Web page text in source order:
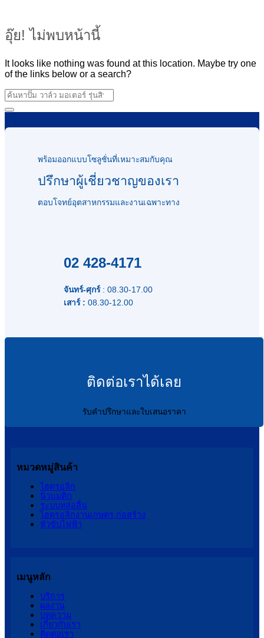
อุ๊ย! ไม่พบหน้านี้
It looks like nothing was found at this location. Maybe try one
of the links below or a search?
พร้อมออกแบบโซลูชั่นที่เหมาะสมกับคุณ
ปรึกษาผู้เชี่ยวชาญของเรา
ตอบโจทย์อุตสาหกรรมและงานเฉพาะทาง
02 428-4171
จันทร์-ศุกร์: 08.30-17.00
เสาร์ : 08.30-12.00
ติดต่อเราได้เลย
รับคำปรึกษาและใบเสนอราคา
หมวดหมู่สินค้า
ไฮดรอลิก
นิวแมติก
ระบบหล่อลื่น
ไฮดรอลิกงานเกษตร,ก่อสร้าง
หัวขับไฟฟ้า
เมนูหลัก
บริการ
ผลงาน
บทความ
เกี่ยวกับเรา
ติดต่อเรา